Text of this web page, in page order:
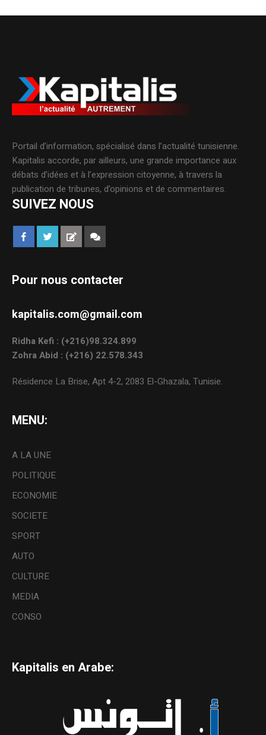
Portail d’information, spécialisé dans l’actualité tunisienne.
Kapitalis accorde, par ailleurs, une grande importance aux
débats d’idées et à l’expression citoyenne, à travers la
publication de tribunes, d’opinions et de commentaires.
SUIVEZ NOUS
Pour nous contacter
kapitalis.com@gmail.com
Ridha Kefi : (+216)98.324.899
Zohra Abid : (+216) 22.578.343
Résidence La Brise, Apt 4-2, 2083 El-Ghazala, Tunisie.
MENU:
A LA UNE
POLITIQUE
ECONOMIE
SOCIETE
SPORT
AUTO
CULTURE
MEDIA
CONSO
Kapitalis en Arabe: